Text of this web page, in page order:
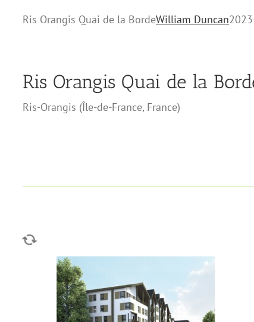
Ris Orangis Quai de la BordeWilliam Duncan
Ris Orangis Quai de la
Ris-Orangis (Île-de-France, France)